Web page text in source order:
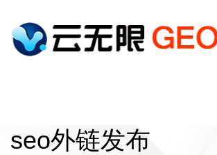
seo外链发布